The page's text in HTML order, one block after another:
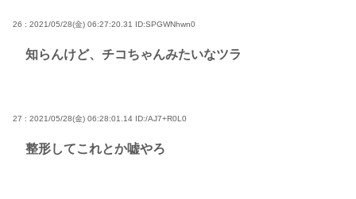
26 : 2021/05/28(金) 06:27:20.31 ID:SPGWNhwn0
知らんけど、チコちゃんみたいなツラ
27 : 2021/05/28(金) 06:28:01.14 ID:/AJ7+R0L0
整形してこれとか嘘やろ